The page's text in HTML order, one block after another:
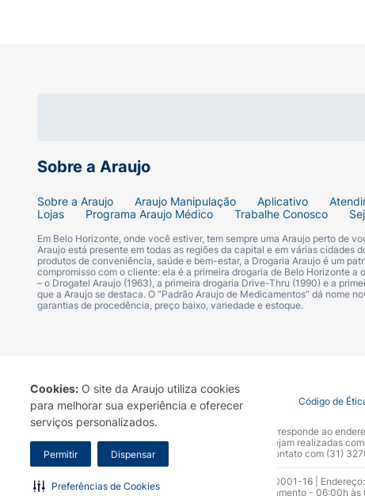
Cookies: O site da Araujo utiliza cookies
para melhorar sua experiência e oferecer
serviços personalizados.
Permitir Dispensar
Preferências de Cookies
Sobre a Araujo
Sobre a Araujo Araujo Manipulação Aplicativo
Lojas
Programa Araujo Médico Trabalhe Conosco
Em Belo Horizonte, onde você estiver, tem sempre uma Araujo perto de
Araujo está presente em todas as regiões da capital e em várias cidades
produtos de conveniência, saúde e bem-estar, a Drogaria Araujo é um
compromisso com o cliente: ela é a primeira drogaria de Belo Horizonte
– o Drogatel Araujo (1963), a primeira drogaria Drive-Thru (1990) e a
que a Araujo se destaca. O “Padrão Araujo de Medicamentos” dá nome
garantias de procedência, preço baixo, variedade e estoque.
Termo de Uso Portal da Privacidade Covid-19 Código de
A Drogaria Araujo S/A informa que o seu site oficial corresponde ao
marca. Para sua segurança recomendamos que não sejam realizadas
Araujo S.A. Em caso de dúvidas, gentileza entrar em contato com (31)
Razão Social: Drogaria Araujo S.A | CNPJ: 17.256.512.0001-16 |
0300.313.1010 e (31) 3270-5000 Horário de funcionamento - 06:00h